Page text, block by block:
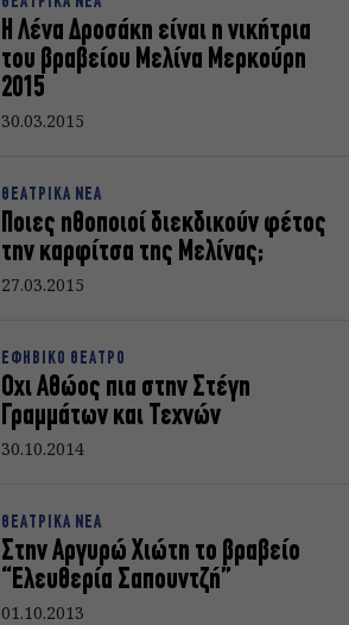
Η Λένα Δροσάκη είναι η νικήτρια
του βραβείου Μελίνα Μερκούρη
2015
30.03.2015
ΘΕΑΤΡΙΚΑ ΝΕΑ
Ποιες ηθοποιοί διεκδικούν φέτος
την καρφίτσα της Μελίνας;
27.03.2015
ΕΦΗΒΙΚΟ ΘΕΑΤΡΟ
Οχι Αθώος πια στην Στέγη
Γραμμάτων και Τεχνών
30.10.2014
ΘΕΑΤΡΙΚΑ ΝΕΑ
Στην Αργυρώ Χιώτη το βραβείο
“Ελευθερία Σαπουντζή”
01.10.2013